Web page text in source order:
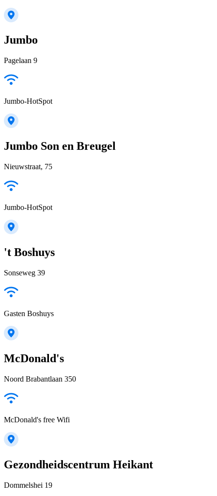
Jumbo
Pagelaan 9
Jumbo-HotSpot
Jumbo Son en Breugel
Nieuwstraat, 75
Jumbo-HotSpot
't Boshuys
Sonseweg 39
Gasten Boshuys
McDonald's
Noord Brabantlaan 350
McDonald's free Wifi
Gezondheidscentrum Heikant
Dommelshei 19